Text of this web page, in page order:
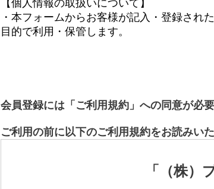
【個人情報の取扱いについて】
・本フォームからお客様が記入・登録され
目的で利用・保管します。
会員登録には「ご利用規約」への同意が必要
ご利用の前に以下のご利用規約をお読みい
「（株）